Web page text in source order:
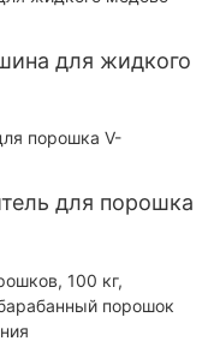
для жидкого
для порошка